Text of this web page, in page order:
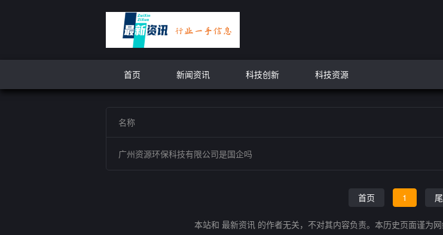
首页 新闻资讯 科技创新 科技资源
名称
广州资源环保科技有限公司是国企吗
首页 1
本站和 最新资讯 的作者无关，不对其内容负责。本历史页面谨为